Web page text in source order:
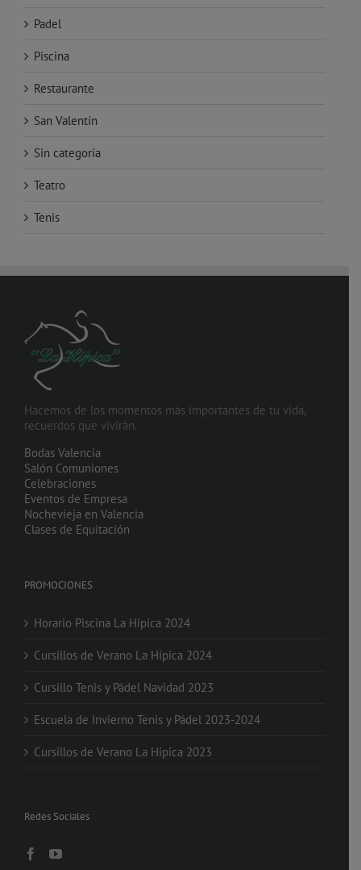
Padel
Piscina
Restaurante
San Valentín
Sin categoría
Teatro
Tenis
Hacemos de los momentos más importantes de tu vida,
recuerdos que vivirán.
Bodas Valencia
Salón Comuniones
Celebraciones
Eventos de Empresa
Nochevieja en Valencia
Clases de Equitación
PROMOCIONES
Horario Piscina La Hipica 2024
Cursillos de Verano La Hípica 2024
Cursillo Tenis y Pádel Navidad 2023
Escuela de Invierno Tenis y Pádel 2023-2024
Cursillos de Verano La Hípica 2023
Redes Sociales